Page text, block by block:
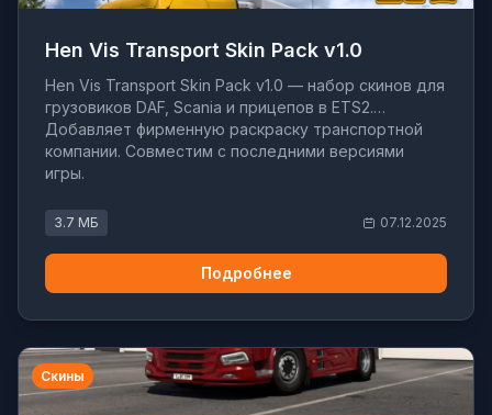
Hen Vis Transport Skin Pack v1.0
Hen Vis Transport Skin Pack v1.0 — набор скинов для
грузовиков DAF, Scania и прицепов в ETS2.
Добавляет фирменную раскраску транспортной
компании. Совместим с последними версиями
игры.
3.7 МБ 07.12.2025
Подробнее
Скины